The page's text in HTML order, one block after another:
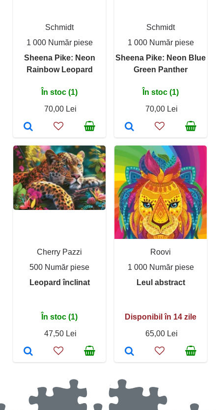
Schmidt
1 000 Număr piese
Sheena Pike: Neon
Rainbow Leopard
În stoc (1)
70,00 Lei
Schmidt
1 000 Număr piese
Sheena Pike: Neon Blue
Green Panther
În stoc (1)
70,00 Lei
Cherry Pazzi
500 Număr piese
Leopard înclinat
În stoc (1)
47,50 Lei
Roovi
1 000 Număr piese
Leul abstract
Disponibil în 14 zile
65,00 Lei